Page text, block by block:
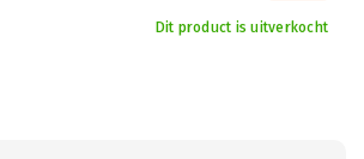
Dit product is uitverkocht